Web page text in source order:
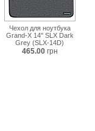
Чехол для ноутбука
Grand-X 14'' SLX Dark
Grey (SLX-14D)
465.00 грн